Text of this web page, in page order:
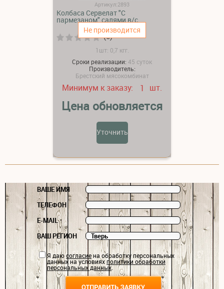
Не производится
Артикул:2893
Колбаса Сервелат "С
пармезаном" салями в/с
(0)
1шт: 0,7 кгг.
Сроки реализации: 45 суток
Производитель:
Брестский мясокомбинат
Минимум к заказу: 1 шт.
Цена обновляется
Уточнить
ВАШЕ ИМЯ
ТЕЛЕФОН
E-MAIL
ВАШ РЕГИОН
Я даюсогласиена обработку персональных
данных на условияхполитики обработки
персональных данных.